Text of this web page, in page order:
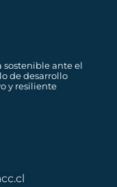
sostenible ante el
de desarrollo
y resiliente